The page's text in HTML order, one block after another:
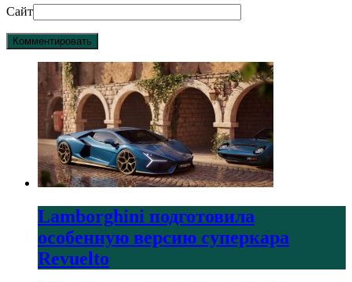
Сайт
Lamborghini подготовила
особенную версию суперкара
Revuelto